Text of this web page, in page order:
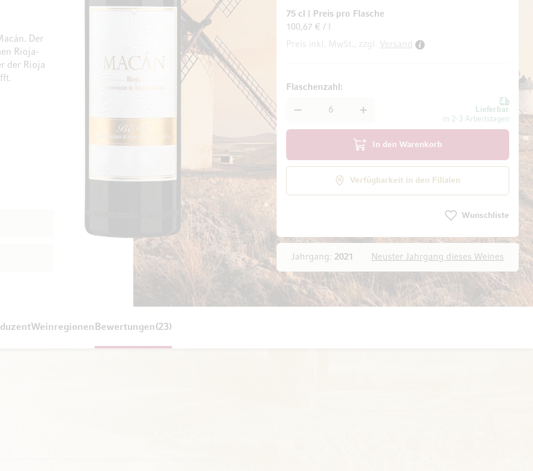
Der
Rioja-
der Rioja
Jahrgang: 2021 Neuster Jahrgang dieses Weines
75 cl
Preis pro Flasche
100,67 € / l
Preis inkl. MwSt., zzgl. Versand
Lieferbar
in 2-3 Arbeitstagen
Flaschenzahl
In den Warenkorb
Verfügbarkeit in den Filialen
Wunschliste
Zum Ende der Bildgalerie springen Zum Anfang der Bildgalerie springen
Weinregionen Bewertungen 23